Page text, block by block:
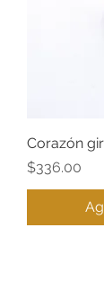
Corazón
Precio
$336.00